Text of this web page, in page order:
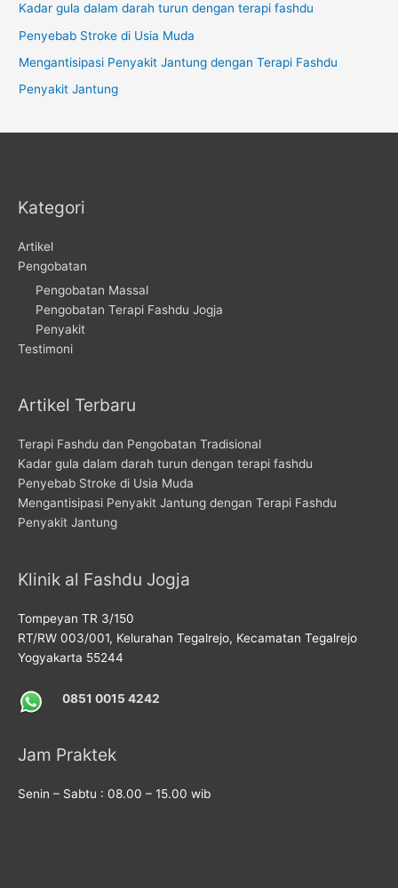
Kadar gula dalam darah turun dengan terapi fashdu
Penyebab Stroke di Usia Muda
Mengantisipasi Penyakit Jantung dengan Terapi Fashdu
Penyakit Jantung
Kategori
Artikel
Pengobatan
Pengobatan Massal
Pengobatan Terapi Fashdu Jogja
Penyakit
Testimoni
Artikel Terbaru
Terapi Fashdu dan Pengobatan Tradisional
Kadar gula dalam darah turun dengan terapi fashdu
Penyebab Stroke di Usia Muda
Mengantisipasi Penyakit Jantung dengan Terapi Fashdu
Penyakit Jantung
Klinik al Fashdu Jogja
Tompeyan TR 3/150
RT/RW 003/001, Kelurahan Tegalrejo, Kecamatan Tegalrejo
Yogyakarta 55244
0851 0015 4242
Jam Praktek
Senin – Sabtu : 08.00 – 15.00 wib